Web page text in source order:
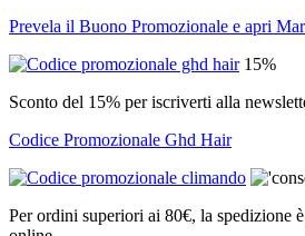
Prevela il Buono Promozionale e apri
15%
Sconto del 15% per iscriverti alla
Codice Promozionale Ghd Hair
Per ordini superiori ai 80€, la spedizione